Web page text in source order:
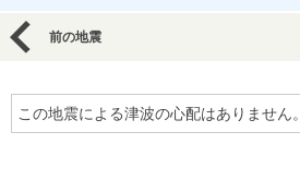
前の地震
この地震による津波の心配はありません。